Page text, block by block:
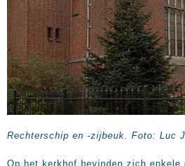
Rechterschip en -zijbeuk. Foto: Luc
Op het kerkhof bevinden zich enkele